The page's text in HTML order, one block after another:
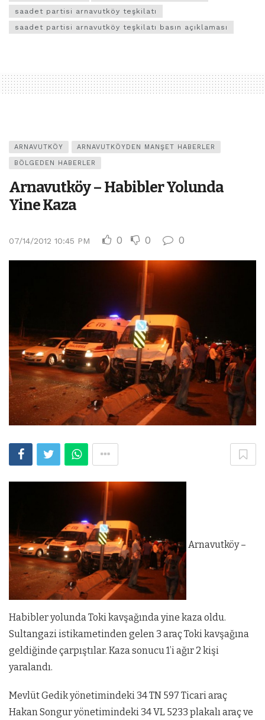
saadet partisi arnavutköy teşkilatı
saadet partisi arnavutköy teşkilatı basın açıklaması
ARNAVUTKÖY ARNAVUTKÖYDEN MANŞET HABERLER
BÖLGEDEN HABERLER
Arnavutköy – Habibler Yolunda
Yine Kaza
07/14/2012 10:45 PM 0 0 0
Arnavutköy –
Habibler yolunda Toki kavşağında yine kaza oldu.
Sultangazi istikametinden gelen 3 araç Toki kavşağına
geldiğinde çarpıştılar. Kaza sonucu 1’i ağır 2 kişi
yaralandı.
Mevlüt Gedik yönetimindeki 34 TN 597 Ticari araç
Hakan Songur yönetimindeki 34 VL 5233 plakalı araç ve